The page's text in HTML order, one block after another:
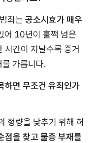
죄는 공소시효가 매우
어 10년이 훌쩍 넘은
시간이 지날수록 증거
가릅니다.
하면 무조건 유죄인가
형량을 낮추기 위해 허
점을 찾고 물증 부재를